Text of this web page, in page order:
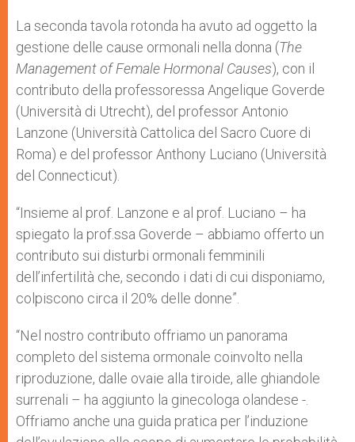
La seconda tavola rotonda ha avuto ad oggetto la
gestione delle cause ormonali nella donna (The
Management of Female Hormonal Causes), con il
contributo della professoressa Angelique Goverde
(Università di Utrecht), del professor Antonio
Lanzone (Università Cattolica del Sacro Cuore di
Roma) e del professor Anthony Luciano (Università
del Connecticut).
“Insieme al prof. Lanzone e al prof. Luciano – ha
spiegato la prof.ssa Goverde – abbiamo offerto un
contributo sui disturbi ormonali femminili
dell’infertilità che, secondo i dati di cui disponiamo,
colpiscono circa il 20% delle donne”.
“Nel nostro contributo offriamo un panorama
completo del sistema ormonale coinvolto nella
riproduzione, dalle ovaie alla tiroide, alle ghiandole
surrenali – ha aggiunto la ginecologa olandese -.
Offriamo anche una guida pratica per l’induzione